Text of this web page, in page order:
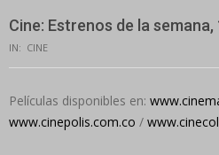
Cine: Estrenos de la
IN: CINE
Películas disponibles en:
www.cinepolis.com.co /